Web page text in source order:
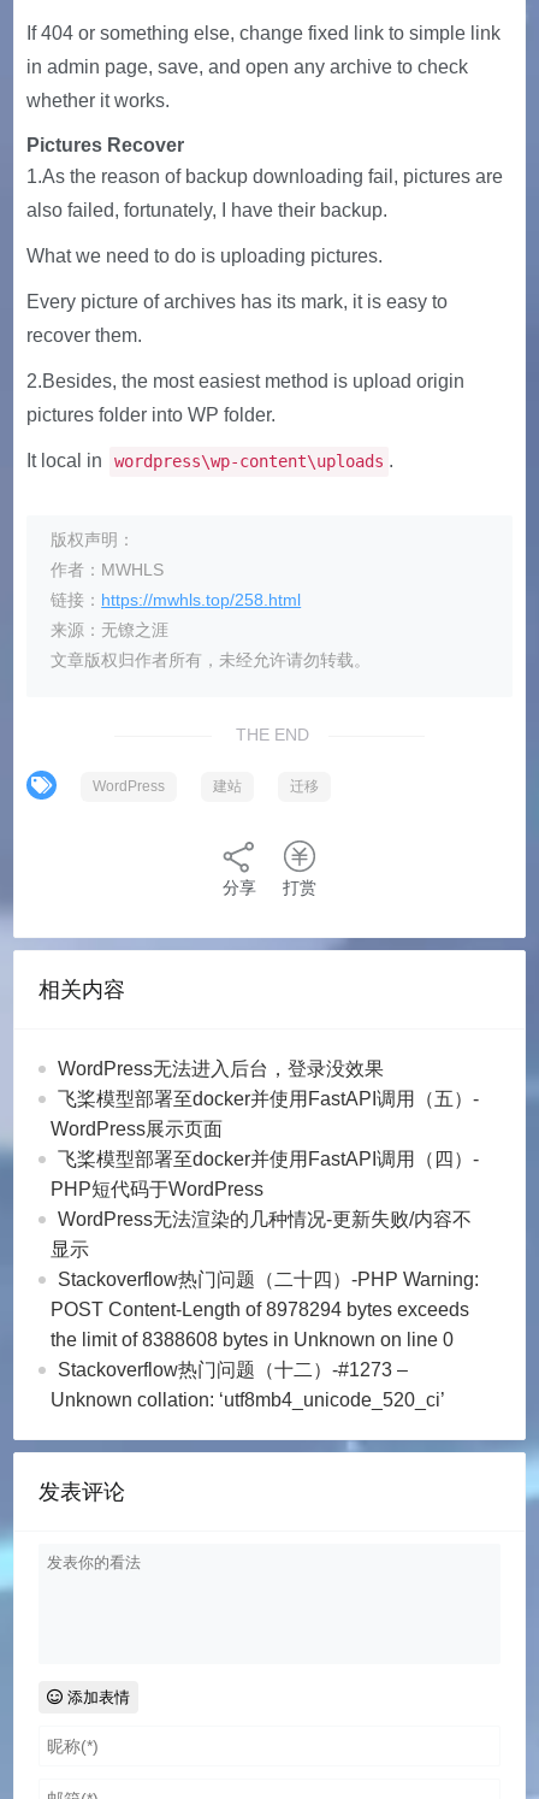
If 404 or something else, change fixed link to simple link
in admin page, save, and open any archive to check
whether it works.
Pictures Recover
1.As the reason of backup downloading fail, pictures are
also failed, fortunately, I have their backup.
What we need to do is uploading pictures.
Every picture of archives has its mark, it is easy to
recover them.
2.Besides, the most easiest method is upload origin
pictures folder into WP folder.
It local in wordpress\wp-content\uploads .
版权声明：
作者：MWHLS
链接： https://mwhls.top/258.html
来源：无镣之涯
文章版权归作者所有，未经允许请勿转载。
THE END
WordPress 建站 迁移
分享 打赏
相关内容
WordPress无法进入后台，登录没效果
飞桨模型部署至docker并使用FastAPI调用（五）-
WordPress展示页面
飞桨模型部署至docker并使用FastAPI调用（四）-
PHP短代码于WordPress
WordPress无法渲染的几种情况-更新失败/内容不
显示
Stackoverflow热门问题（二十四）-PHP Warning:
POST Content-Length of 8978294 bytes exceeds
the limit of 8388608 bytes in Unknown on line 0
Stackoverflow热门问题（十二）-#1273 –
Unknown collation: ‘utf8mb4_unicode_520_ci’
发表评论
添加表情